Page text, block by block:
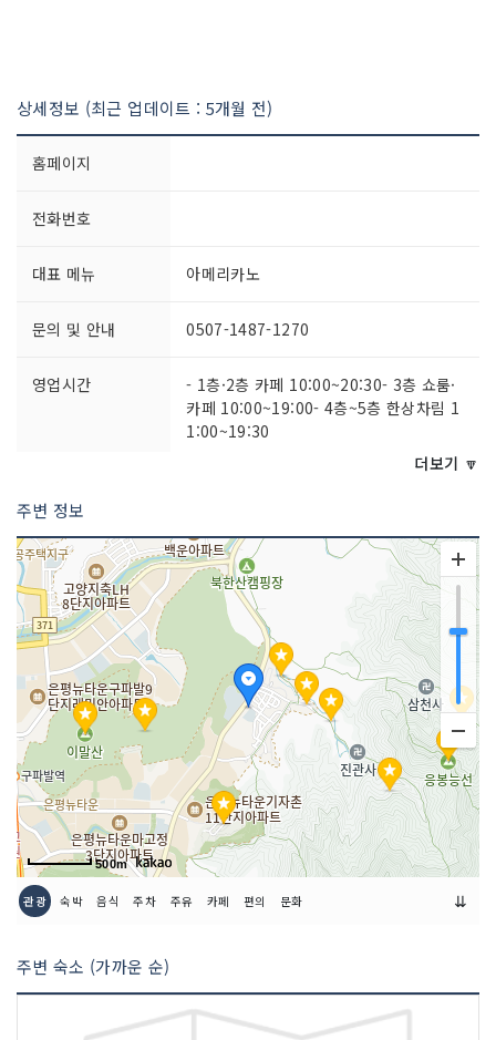
상세정보 (최근 업데이트 : 5개월 전)
홈페이지
전화번호
대표 메뉴 아메리카노
문의 및 안내 0507-1487-1270
영업시간
- 1층·2층 카페 10:00~20:30- 3층 쇼룸·
카페 10:00~19:00- 4층~5층 한상차림 1
1:00~19:30
쉬는날
매주 월요일 (단, 월요일이 법정공휴일인
경우 1층·2층은 정상 영업)
취급 메뉴
쑥 인절미 갸또 쇼콜라 / 크로핀 / 당근 치
즈 케이크 등
인허가번호 20160064094
더보기 🔽
주변 정보
500m
관광 숙박 음식 주차 주유 카페 편의 문화 ⇊
주변 숙소 (가까운 순)